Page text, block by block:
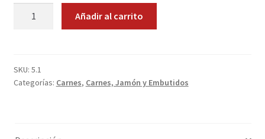
Promociones
Términos y condiciones
cantidad
Añadir al carrito
SKU: 5.1
Categorías: Carnes, Carnes, Jamón y Embutidos